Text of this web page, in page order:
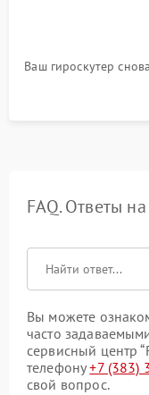
Ваш гироскутер
FAQ. Ответы
Вы можете
часто
сервисный центр
телефону+7 (383)
свой вопрос.